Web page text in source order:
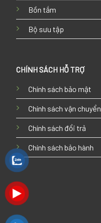
Bồn tắm
Bộ sưu tập
CHÍNH SÁCH HỖ TRỢ
Chính sách bảo mật
Chính sách vận chuyển
Chính sách đổi trả
Chính sách bảo hành